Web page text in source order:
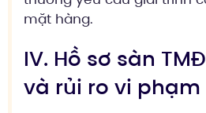
mặt hàng.
IV. Hồ sơ sàn
và rủi ro vi phạm